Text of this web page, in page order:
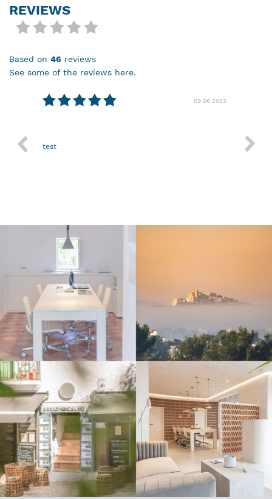
REVIEWS
based on 46 reviews
see some of the reviews here.
09.06.2023
test